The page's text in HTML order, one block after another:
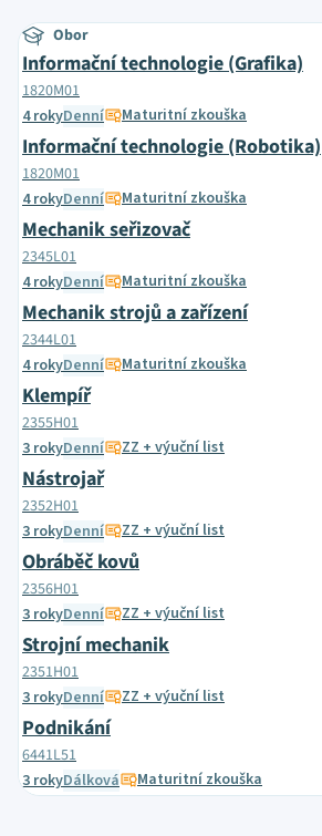
Obor
Informační technologie (Grafika)
1820M01
4 rokyDenní Maturitní zkouška
Informační technologie (Robotika)
1820M01
4 rokyDenní Maturitní zkouška
Mechanik seřizovač
2345L01
4 rokyDenní Maturitní zkouška
Mechanik strojů a zařízení
2344L01
4 rokyDenní Maturitní zkouška
Klempíř
2355H01
3 rokyDenní ZZ + výuční list
Nástrojař
2352H01
3 rokyDenní ZZ + výuční list
Obráběč kovů
2356H01
3 rokyDenní ZZ + výuční list
Strojní mechanik
2351H01
3 rokyDenní ZZ + výuční list
Podnikání
6441L51
3 rokyDálková Maturitní zkouška